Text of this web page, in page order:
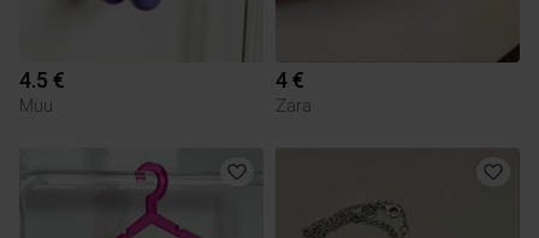
4.5 €
Muu
4 €
Zara